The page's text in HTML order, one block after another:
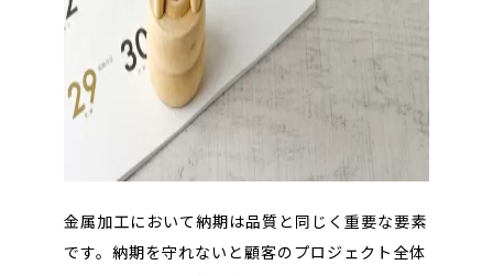
金属加工において納期は品質と同じく重要な要素
です。納期を守れないと顧客のプロジェクト全体